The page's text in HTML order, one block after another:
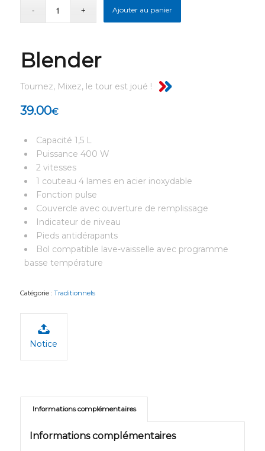
Ajouter au panier
Blender
Tournez, Mixez, le tour est joué !
39.00€
Capacité 1,5 L
Puissance 400 W
2 vitesses
1 couteau 4 lames en acier inoxydable
Fonction pulse
Couvercle avec ouverture de remplissage
Indicateur de niveau
Pieds antidérapants
Bol compatible lave-vaisselle avec programme
basse température
Catégorie : Traditionnels
Notice
Informations complémentaires
Informations complémentaires